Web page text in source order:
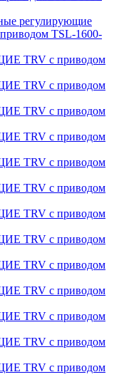
регулирующие
TSL-1600-
TRV с приводом
TRV с приводом
TRV с приводом
TRV с приводом
TRV с приводом
TRV с приводом
TRV с приводом
TRV с приводом
TRV с приводом
TRV с приводом
TRV с приводом
TRV с приводом
TRV с приводом